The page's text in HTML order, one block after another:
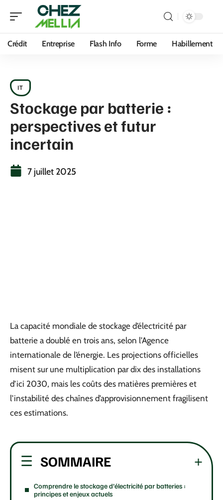
Crédit Entreprise Flash Info Forme Habillement
IT
Stockage par batterie :
perspectives et futur
incertain
7 juillet 2025
La capacité mondiale de stockage d’électricité par
batterie a doublé en trois ans, selon l’Agence
internationale de l’énergie. Les projections officielles
misent sur une multiplication par dix des installations
d’ici 2030, mais les coûts des matières premières et
l’instabilité des chaînes d’approvisionnement fragilisent
ces estimations.
SOMMAIRE
Comprendre le stockage d’électricité par batteries :
principes et enjeux actuels